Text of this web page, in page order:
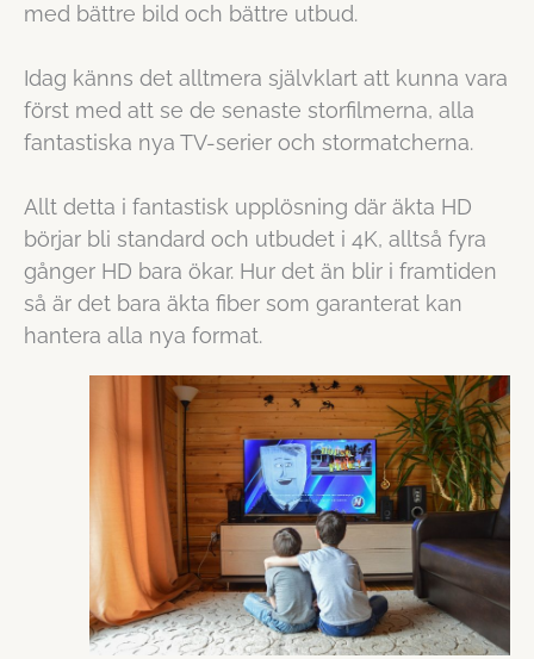
med bättre bild och bättre utbud.
Idag känns det alltmera självklart att kunna vara
först med att se de senaste storfilmerna, alla
fantastiska nya TV-serier och stormatcherna.
Allt detta i fantastisk upplösning där äkta HD
börjar bli standard och utbudet i 4K, alltså fyra
gånger HD bara ökar. Hur det än blir i framtiden
så är det bara äkta fiber som garanterat kan
hantera alla nya format.